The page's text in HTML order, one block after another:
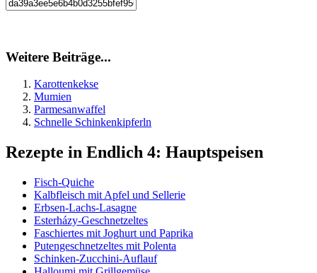
Weitere Beiträge...
Karottenkekse
Mumien
Parmesanwaffel
Schnelle Schinkenkipferln
Rezepte in Endlich 4: Hauptspeisen
Fisch-Quiche
Kalbfleisch mit Apfel und Sellerie
Erbsen-Lachs-Lasagne
Esterházy-Geschnetzeltes
Faschiertes mit Joghurt und Paprika
Putengeschnetzeltes mit Polenta
Schinken-Zucchini-Auflauf